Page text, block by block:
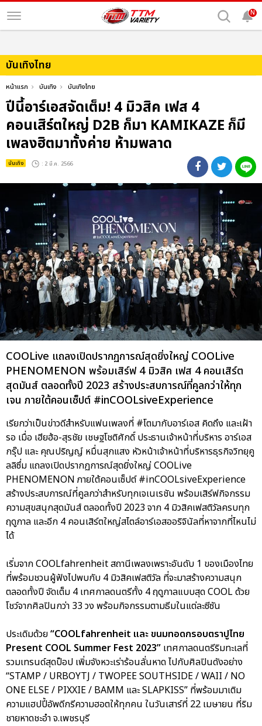
N
บันเทิงไทย
หน้าแรก บันเทิง บันเทิงไทย
ปีนี้อาร์เอสจัดเต็ม! 4 มิวสิค เฟส 4
คอนเสิร์ตใหญ่ D2B ก็มา KAMIKAZE ก็มี
เพลงฮิตมาทั้งค่าย ห้ามพลาด
บันเทิง : 2 มี.ค. 2566
COOLive แถลงเปิดปรากฏการณ์สุดยิ่งใหญ่ COOLive
PHENOMENON พร้อมเสิร์ฟ 4 มิวสิค เฟส 4 คอนเสิร์ต
สุดมันส์ ตลอดทั้งปี 2023 สร้างประสบการณ์ที่คูลกว่าให้ทุก
เจน ภายใต้คอนเซ็ปต์ #inCOOLsiveExperience
เรียกว่าเป็นข่าวดีสำหรับแฟนเพลงที่ #โตมากับอาร์เอส คิดถึง และเฝ้า
รอ เมื่อ เฮียฮ้อ-สุรชัย เชษฐโชติศักดิ์ ประธานเจ้าหน้าที่บริหาร อาร์เอส
กรุ๊ป และ คุณปริญญ์ หมื่นสุกแสง หัวหน้าเจ้าหน้าที่บริหารธุรกิจวิทยุคู
ลลิซึ่ม แถลงเปิดปรากฏการณ์สุดยิ่งใหญ่ COOLive
PHENOMENON ภายใต้คอนเซ็ปต์ #inCOOLsiveExperience
สร้างประสบการณ์ที่คูลกว่าสำหรับทุกเจเนเรชัน พร้อมเสิร์ฟกิจกรรม
ความสุขสนุกสุดมันส์ ตลอดทั้งปี 2023 จาก 4 มิวสิคเฟสติวัลครบทุก
ฤดูกาล และอีก 4 คอนเสิร์ตใหญ่สไตล์อาร์เอสออริจินัลที่หาจากที่ไหนไม่
ได้
เริ่มจาก COOLfahrenheit สถานีเพลงเพราะอันดับ 1 ของเมืองไทย
ที่พร้อมชวนผู้ฟังไปพบกับ 4 มิวสิคเฟสติวัล ที่จะมาสร้างความสนุก
ตลอดทั้งปี จัดเต็ม 4 เทศกาลดนตรีทั้ง 4 ฤดูกาลแบบสุด COOL ด้วย
โชว์จากศิลปินกว่า 33 วง พร้อมกิจกรรมตามธีมในแต่ละซีซัน
ประเดิมด้วย“COOLfahrenheit และ ขนมทอดกรอบตราปูไทย
Present COOL Summer Fest 2023” เทศกาลดนตรีริมทะเลที่
รวมเทรนด์สุดป็อป เพิ่มจังหวะเร่าร้อนลั่นหาด ไปกับศิลปินดังอย่าง
“STAMP / URBOYTJ / TWOPEE SOUTHSIDE / WAII / NO
ONE ELSE / PIXXIE / BAMM และ SLAPKISS” ที่พร้อมมาเติม
ความแฮปปี้อัพดีกรีความฮอตให้ทุกคน ในวันเสาร์ที่ 22 เมษายน ที่ริม
ชายหาดชะอำ จ.เพชรบุรี